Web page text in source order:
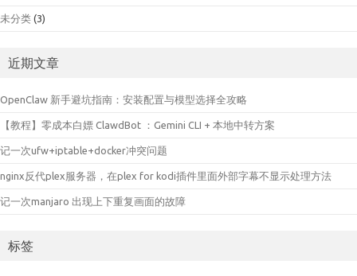
未分类 (3)
近期文章
OpenClaw 新手避坑指南：安装配置与模型选择全攻略
【教程】零成本白嫖 ClawdBot ：Gemini CLI + 本地中转方案
记一次ufw+iptable+docker冲突问题
nginx反代plex服务器，在plex for kodi插件里面外部字幕不显示处理方法
记一次manjaro 出现上下重复画面的故障
标签